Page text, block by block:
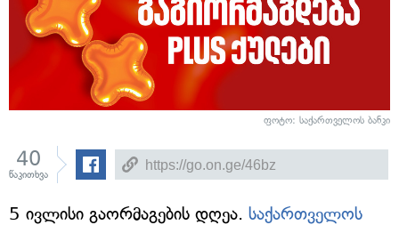
ფოტო: საქართველოს ბანკი
40
წაკითხვა
5 ივლისი გაორმაგების დღეა. საქართველოს